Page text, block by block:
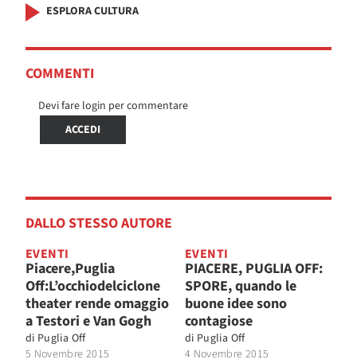
ESPLORA CULTURA
COMMENTI
Devi fare login per commentare
ACCEDI
DALLO STESSO AUTORE
EVENTI
Piacere,Puglia
Off:L’occhiodelciclone
theater rende omaggio
a Testori e Van Gogh
di Puglia Off
5 Novembre 2015
EVENTI
PIACERE, PUGLIA OFF:
SPORE, quando le
buone idee sono
contagiose
di Puglia Off
4 Novembre 2015